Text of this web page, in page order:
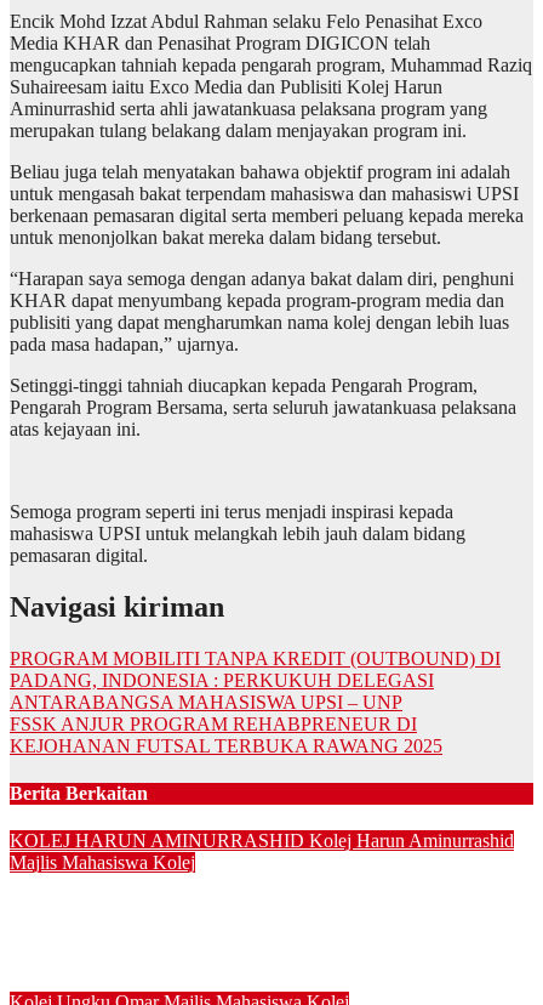
Encik Mohd Izzat Abdul Rahman selaku Felo Penasihat Exco
Media KHAR dan Penasihat Program DIGICON telah
mengucapkan tahniah kepada pengarah program, Muhammad Raziq
Suhaireesam iaitu Exco Media dan Publisiti Kolej Harun
Aminurrashid serta ahli jawatankuasa pelaksana program yang
merupakan tulang belakang dalam menjayakan program ini.
Beliau juga telah menyatakan bahawa objektif program ini adalah
untuk mengasah bakat terpendam mahasiswa dan mahasiswi UPSI
berkenaan pemasaran digital serta memberi peluang kepada mereka
untuk menonjolkan bakat mereka dalam bidang tersebut.
“Harapan saya semoga dengan adanya bakat dalam diri, penghuni
KHAR dapat menyumbang kepada program-program media dan
publisiti yang dapat mengharumkan nama kolej dengan lebih luas
pada masa hadapan,” ujarnya.
Setinggi-tinggi tahniah diucapkan kepada Pengarah Program,
Pengarah Program Bersama, serta seluruh jawatankuasa pelaksana
atas kejayaan ini.
Semoga program seperti ini terus menjadi inspirasi kepada
mahasiswa UPSI untuk melangkah lebih jauh dalam bidang
pemasaran digital.
Navigasi kiriman
PROGRAM MOBILITI TANPA KREDIT (OUTBOUND) DI
PADANG, INDONESIA : PERKUKUH DELEGASI
ANTARABANGSA MAHASISWA UPSI – UNP
FSSK ANJUR PROGRAM REHABPRENEUR DI
KEJOHANAN FUTSAL TERBUKA RAWANG 2025
Berita Berkaitan
KOLEJ HARUN AMINURRASHID Kolej Harun Aminurrashid
Majlis Mahasiswa Kolej